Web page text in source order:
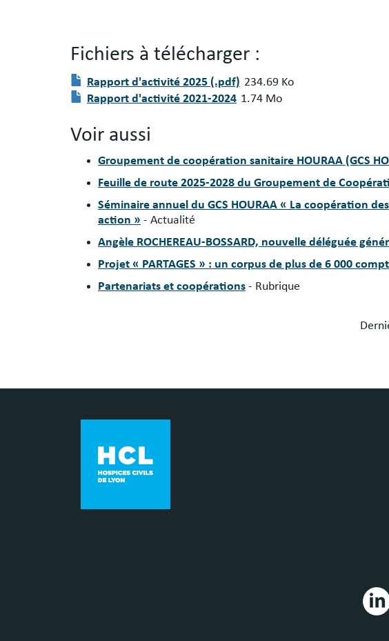
Fichiers à télécharger :
Fichier(s)
à
:
Document
Rapport d'activité 2025 (.pdf) 234.69 Ko
Document
Rapport d'activité 2021-2024 1.74 Mo
Voir aussi
Groupement de coopération sanitaire HOURAA (GCS
Feuille de route 2025-2028 du Groupement de
Séminaire annuel du GCS HOURAA « La coopération
action » - Actualité
Angèle ROCHEREAU-BOSSARD, nouvelle déléguée
Projet « PARTAGES » : un corpus de plus de 6 000
Partenariats et coopérations - Rubrique